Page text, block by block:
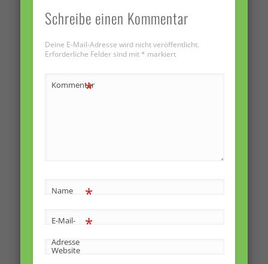
Schreibe einen Kommentar
Deine E-Mail-Adresse wird nicht veröffentlicht.
Erforderliche Felder sind mit * markiert
Kommentar
*
Name *
E-Mail-
Adresse
*
Website